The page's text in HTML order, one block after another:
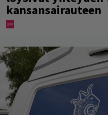
kansansairauteen